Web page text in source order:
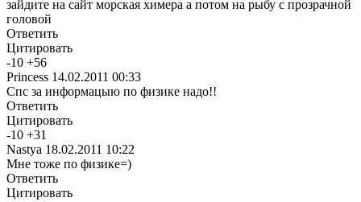
зайдите на сайт морская химера а потом на рыбу с прозрачной
головой
Ответить
Цитировать
-10 +56
Princess 14.02.2011 00:33
Спс за информацыю по физике надо!!
Ответить
Цитировать
-10 +31
Nastya 18.02.2011 10:22
Мне тоже по физике=)
Ответить
Цитировать